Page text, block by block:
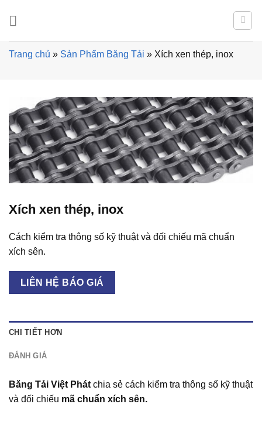
Trang chủ » Sản Phẩm Băng Tải » Xích xen thép, inox
Xích xen thép, inox
Cách kiểm tra thông số kỹ thuật và đối chiếu mã chuẩn
xích sên.
LIÊN HỆ BÁO GIÁ
CHI TIẾT HƠN
ĐÁNH GIÁ
Băng Tải Việt Phát chia sẻ cách kiểm tra thông số kỹ thuật
và đối chiếu mã chuẩn xích sên.